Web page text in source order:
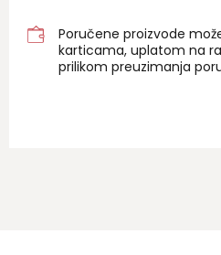
Poručene proizvode
karticama, uplatom na
prilikom preuzimanja